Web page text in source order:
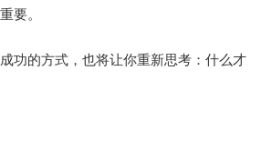
要。
功的方式，也将让你重新思考：什么才